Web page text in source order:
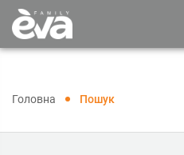
Головна Пошук